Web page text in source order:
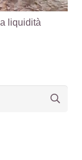
liquidità